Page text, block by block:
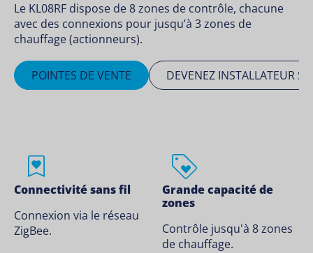
Le KL08RF dispose de 8 zones de contrôle, chacune
avec des connexions pour jusqu’à 3 zones de
chauffage (actionneurs).
POINTES DE VENTE DEVENEZ INSTALLATEUR
Connectivité sans fil
Connexion via le réseau
ZigBee.
Grande capacité de
zones
Contrôle jusqu'à 8 zones
de chauffage.